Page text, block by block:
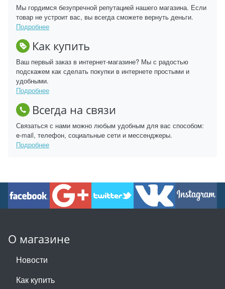
Мы гордимся безупречной репутацией нашего магазина. Если
товар не устроит вас, вы всегда сможете вернуть деньги.
Подробнее
Как купить
Ваш первый заказ в интернет-магазине? Мы с радостью
подскажем как сделать покупки в интернете простыми и
удобными.
Подробнее
Всегда на связи
Связаться с нами можно любым удобным для вас способом:
e-mail, телефон, социальные сети и мессенджеры.
Подробнее
О магазине
Новости
Как купить